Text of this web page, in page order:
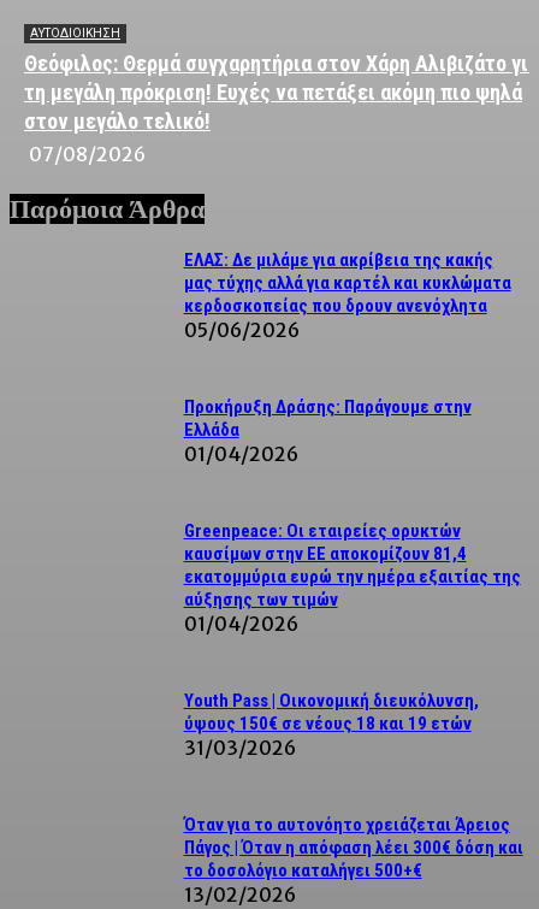
ΑΥΤΟΔΙΟΙΚΗΣΗ
Θεόφιλος: Θερμά συγχαρητήρια στον Χάρη Αλιβιζάτο για
τη μεγάλη πρόκριση! Ευχές να πετάξει ακόμη πιο ψηλά
στον μεγάλο τελικό!
07/08/2026
Παρόμοια Άρθρα
ΕΛΑΣ: Δε μιλάμε για ακρίβεια της κακής
μας τύχης αλλά για καρτέλ και κυκλώματα
κερδοσκοπείας που δρουν ανενόχλητα
05/06/2026
Προκήρυξη Δράσης: Παράγουμε στην
Ελλάδα
01/04/2026
Greenpeace: Οι εταιρείες ορυκτών
καυσίμων στην ΕΕ αποκομίζουν 81,4
εκατομμύρια ευρώ την ημέρα εξαιτίας της
αύξησης των τιμών
01/04/2026
Youth Pass | Οικονομική διευκόλυνση,
ύψους 150€ σε νέους 18 και 19 ετών
31/03/2026
Όταν για το αυτονόητο χρειάζεται Άρειος
Πάγος | Όταν η απόφαση λέει 300€ δόση και
το δοσολόγιο καταλήγει 500+€
13/02/2026